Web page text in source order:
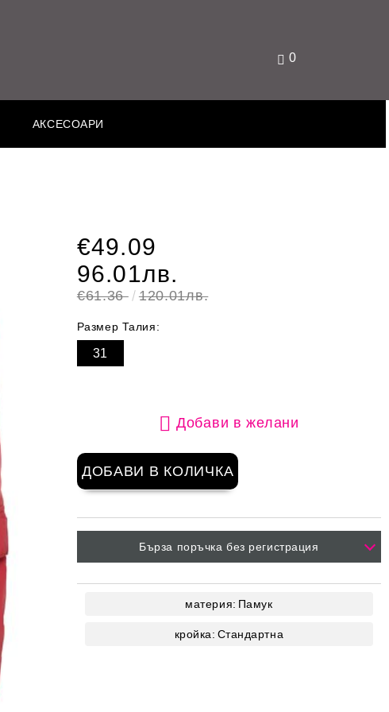
0
АКСЕСОАРИ
€49.09
96.01лв.
€61.36 120.01лв.
Размер Талия:
31
Добави в желани
Бърза поръчка без регистрация
материя: Памук
кройка: Стандартна